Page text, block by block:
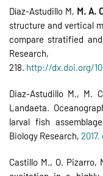
Díaz-Astudillo M, M. A.
structure and vertical
compare stratified
218. http://dx.doi.org/
Diaz-Astudillo M., M.
Landaeta.
larval fish
Biology Research,
Castillo M., O. Pizarro,